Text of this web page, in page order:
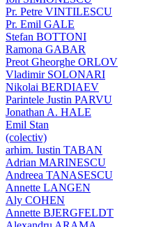
Pr. Petre VINTILESCU
Pr. Emil GALE
Stefan BOTTONI
Ramona GABAR
Preot Gheorghe ORLOV
Vladimir SOLONARI
Nikolai BERDIAEV
Parintele Justin PARVU
Jonathan A. HALE
Emil Stan
(colectiv)
arhim. Iustin TABAN
Adrian MARINESCU
Andreea TANASESCU
Annette LANGEN
Aly COHEN
Annette BJERGFELDT